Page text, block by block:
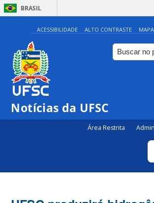
BRASIL
ACESSIBILIDADE ALTO CONTRASTE
Notícias da UFSC
Área Restrita